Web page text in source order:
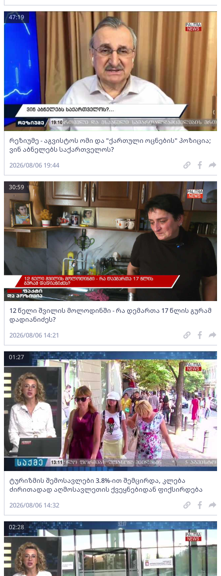
რეზიუმე - აგვისტოს ომი და "ქართული ოცნების" პოზიცია;
ვინ აბნელებს საქართველოს?
47:19
2026/08/06 19:44
12 წელი შვილის მოლოდინში - რა დემართა 17 წლის გურამ
დადიანიძეს?
30:59
2026/08/06 14:21
ტურიზმის შემოსავლები 3.8%-ით შემცირდა, კლება
ძირითადად აღმოსავლეთის ქვეყნებიდან ფიქსირდება
01:27
2026/08/06 14:32
02:28